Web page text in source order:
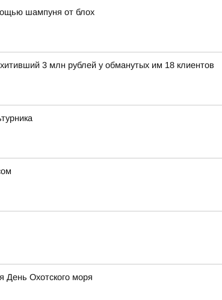
шампуня от блох
3 млн рублей у обманутых им 18 клиентов
День Охотского моря